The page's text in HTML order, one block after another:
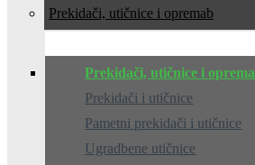
Prekidači, utičnice i oprema
Prekidači, utičnice i oprema
Prekidači i utičnice
Pametni prekidači i utičnice
Ugradbene utičnice